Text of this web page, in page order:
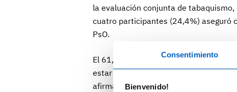
Consentimiento
Bienvenido!
la evaluación conjunta de tabaquismo,
cuatro participantes (24,4%) aseguró
PsO.
El 61,2% de los MAP afirmaron no ser
estar al corriente de las
afirmaron no tener en cuenta la PsO